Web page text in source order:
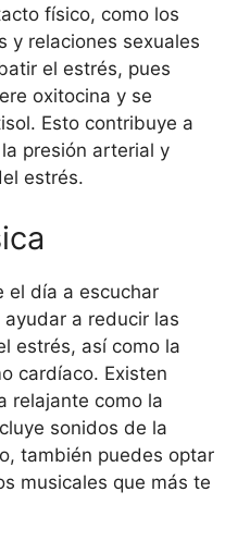
físico, como los
y relaciones sexuales
el estrés, pues
oxitocina y se
Esto contribuye a
presión arterial y
estrés.
el día a escuchar
a reducir las
estrés, así como la
cardíaco. Existen
relajante como la
sonidos de la
también puedes optar
musicales que más te